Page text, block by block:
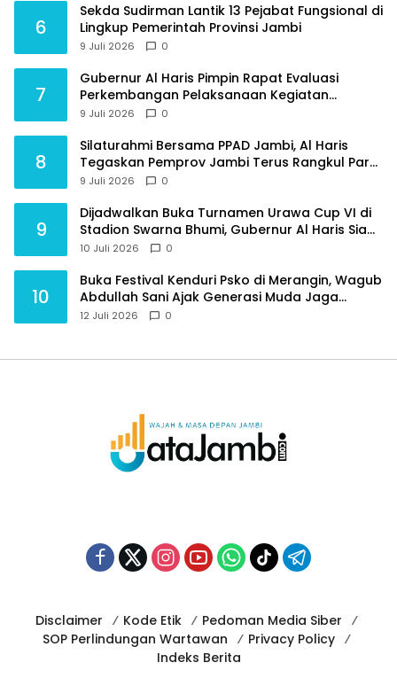
6
Sekda Sudirman Lantik 13 Pejabat Fungsional di
Lingkup Pemerintah Provinsi Jambi
9 Juli 2026 0
7
Gubernur Al Haris Pimpin Rapat Evaluasi
Perkembangan Pelaksanaan Kegiatan
Pembangunan Triwulan II TA 2026
9 Juli 2026 0
8
Silaturahmi Bersama PPAD Jambi, Al Haris
Tegaskan Pemprov Jambi Terus Rangkul Para
Purnawirawan
9 Juli 2026 0
9
Dijadwalkan Buka Turnamen Urawa Cup VI di
Stadion Swarna Bhumi, Gubernur Al Haris Siap
Berlaga Lawan Tim Urawa
10 Juli 2026 0
10
Buka Festival Kenduri Psko di Merangin, Wagub
Abdullah Sani Ajak Generasi Muda Jaga
Budaya dan Jauhi Narkoba
12 Juli 2026 0
Disclaimer Kode Etik
Pedoman Media Siber
SOP Perlindungan Wartawan
Privacy Policy
Indeks Berita